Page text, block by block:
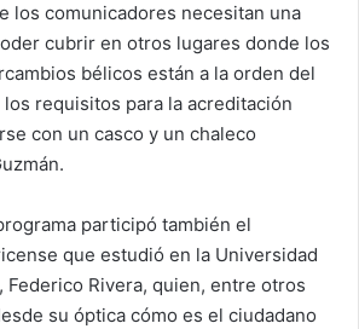
los comunicadores necesitan una
cubrir en otros lugares donde los
bélicos están a la orden del
requisitos para la acreditación
con un casco y un chaleco
participó también el
que estudió en la Universidad
Federico Rivera, quien, entre otros
su óptica cómo es el ciudadano